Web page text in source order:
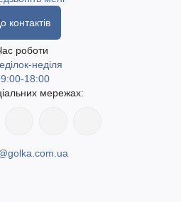
контактів
роботи
неділя
18:00
мережах: